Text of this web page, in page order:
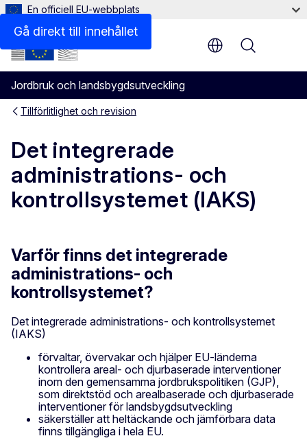
Gå direkt till innehållet
En officiell EU-webbplats
Jordbruk och landsbygdsutveckling
Menu
Tillförlitlighet och revision
Det integrerade
administrations- och
kontrollsystemet (IAKS)
Bestämmelser
Varför finns det integrerade
administrations- och
kontrollsystemet?
Det integrerade administrations- och kontrollsystemet
(IAKS)
förvaltar, övervakar och hjälper EU-länderna
kontrollera areal- och djurbaserade interventioner
inom den gemensamma jordbrukspolitiken (GJP),
som direktstöd och arealbaserade och djurbaserade
interventioner för landsbygdsutveckling
säkerställer att heltäckande och jämförbara data
finns tillgängliga i hela EU.